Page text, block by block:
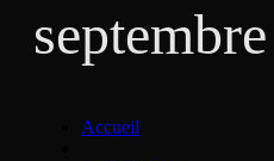
Accueil